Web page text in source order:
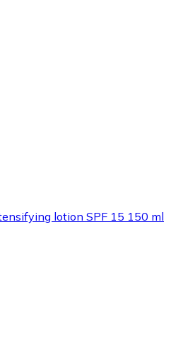
lotion SPF 15 150 ml